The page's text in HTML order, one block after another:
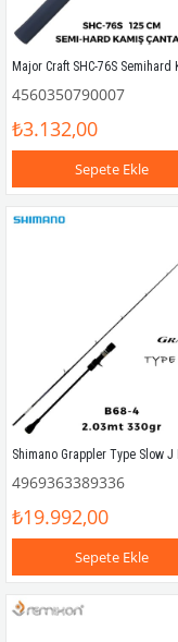
4560350790007
₺3.132,00
Sepete Ekle
4969363389336
₺19.992,00
Sepete Ekle